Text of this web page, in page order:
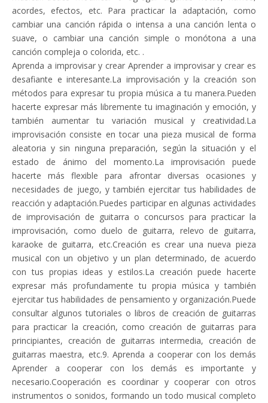
acordes, efectos, etc. Para practicar la adaptación, como
cambiar una canción rápida o intensa a una canción lenta o
suave, o cambiar una canción simple o monótona a una
canción compleja o colorida, etc. .
Aprenda a improvisar y crear Aprender a improvisar y crear es
desafiante e interesante.La improvisación y la creación son
métodos para expresar tu propia música a tu manera.Pueden
hacerte expresar más libremente tu imaginación y emoción, y
también aumentar tu variación musical y creatividad.La
improvisación consiste en tocar una pieza musical de forma
aleatoria y sin ninguna preparación, según la situación y el
estado de ánimo del momento.La improvisación puede
hacerte más flexible para afrontar diversas ocasiones y
necesidades de juego, y también ejercitar tus habilidades de
reacción y adaptación.Puedes participar en algunas actividades
de improvisación de guitarra o concursos para practicar la
improvisación, como duelo de guitarra, relevo de guitarra,
karaoke de guitarra, etc.Creación es crear una nueva pieza
musical con un objetivo y un plan determinado, de acuerdo
con tus propias ideas y estilos.La creación puede hacerte
expresar más profundamente tu propia música y también
ejercitar tus habilidades de pensamiento y organización.Puede
consultar algunos tutoriales o libros de creación de guitarras
para practicar la creación, como creación de guitarras para
principiantes, creación de guitarras intermedia, creación de
guitarras maestra, etc.9. Aprenda a cooperar con los demás
Aprender a cooperar con los demás es importante y
necesario.Cooperación es coordinar y cooperar con otros
instrumentos o sonidos, formando un todo musical completo